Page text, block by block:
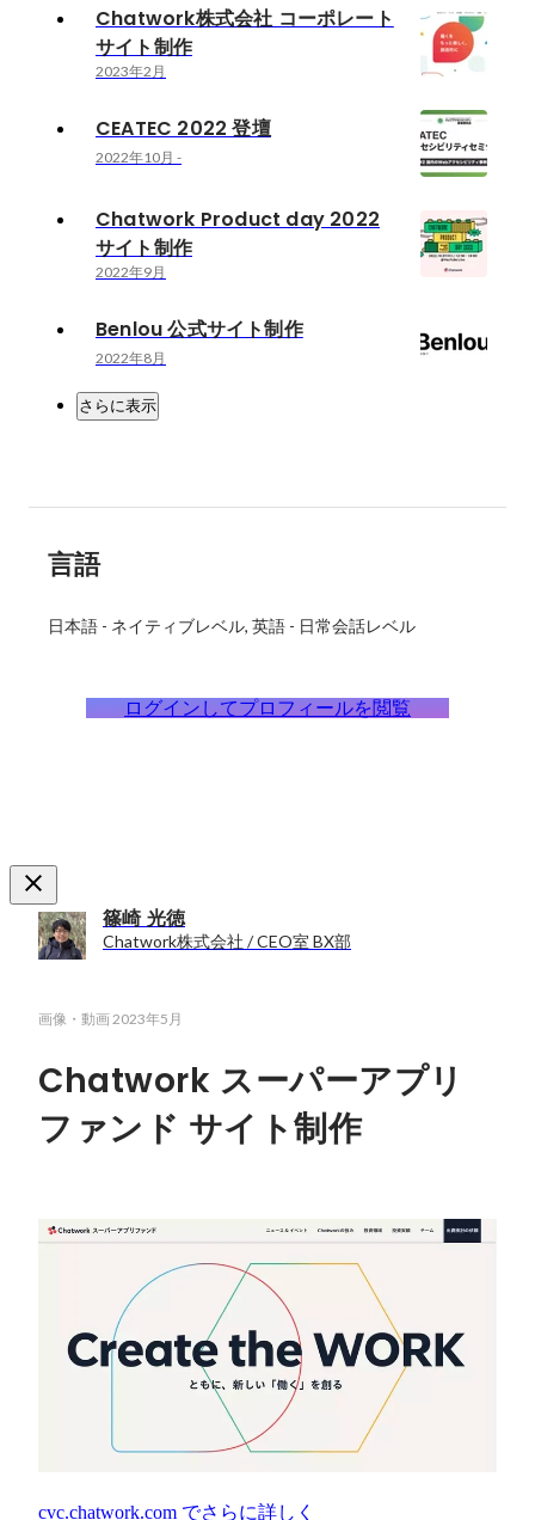
Chatwork株式会社 コーポレート
サイト制作
2023年2月
CEATEC 2022 登壇
2022年10月 -
Chatwork Product day 2022
サイト制作
2022年9月
Benlou 公式サイト制作
2022年8月
さらに表示
言語
日本語 - ネイティブレベル 英語 - 日常会話レベル
ログインしてプロフィールを閲覧
篠崎 光徳
Chatwork株式会社 / CEO室 BX部
画像・動画2023年5月
Chatwork スーパーアプリ
ファンド サイト制作
cvc.chatwork.com でさらに詳しく